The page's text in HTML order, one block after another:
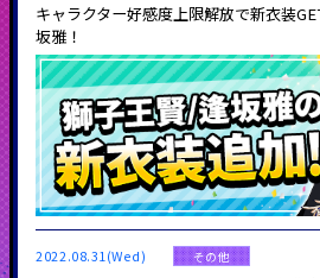
キャラクター好感度上限解放で新衣装
坂雅！
2022.08.31(Wed) その他